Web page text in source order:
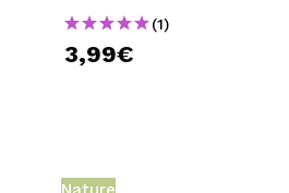
(1)
3,99€